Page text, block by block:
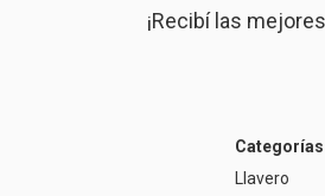
¡Recibí las
Categorías
Llavero